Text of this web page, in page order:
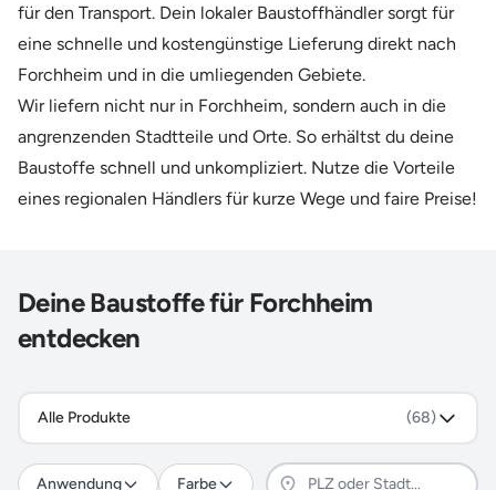
für den Transport. Dein lokaler Baustoffhändler sorgt für
eine schnelle und kostengünstige Lieferung direkt nach
Forchheim und in die umliegenden Gebiete.
Wir liefern nicht nur in Forchheim, sondern auch in die
angrenzenden Stadtteile und Orte. So erhältst du deine
Baustoffe schnell und unkompliziert. Nutze die Vorteile
eines regionalen Händlers für kurze Wege und faire Preise!
Deine Baustoffe für Forchheim
entdecken
Alle Produkte (68)
Anwendung Farbe